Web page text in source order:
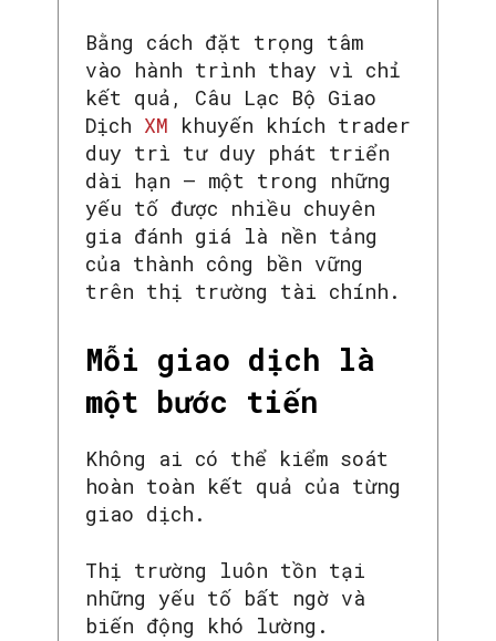
Bằng cách đặt trọng tâm
vào hành trình thay vì chỉ
kết quả, Câu Lạc Bộ Giao
Dịch XM khuyến khích trader
duy trì tư duy phát triển
dài hạn — một trong những
yếu tố được nhiều chuyên
gia đánh giá là nền tảng
của thành công bền vững
trên thị trường tài chính.
Mỗi giao dịch là
một bước tiến
Không ai có thể kiểm soát
hoàn toàn kết quả của từng
giao dịch.
Thị trường luôn tồn tại
những yếu tố bất ngờ và
biến động khó lường.